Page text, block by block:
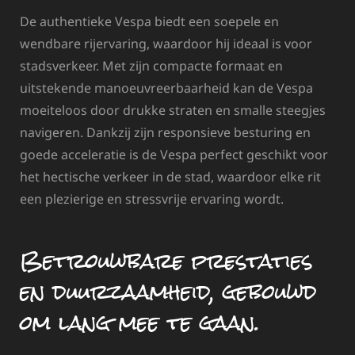
De authentieke Vespa biedt een soepele en
wendbare rijervaring, waardoor hij ideaal is voor
stadsverkeer. Met zijn compacte formaat en
uitstekende manoeuvreerbaarheid kan de Vespa
moeiteloos door drukke straten en smalle steegjes
navigeren. Dankzij zijn responsieve besturing en
goede acceleratie is de Vespa perfect geschikt voor
het hectische verkeer in de stad, waardoor elke rit
een plezierige en stressvrije ervaring wordt.
Betrouwbare prestaties
en duurzaamheid, gebouwd
om lang mee te gaan.